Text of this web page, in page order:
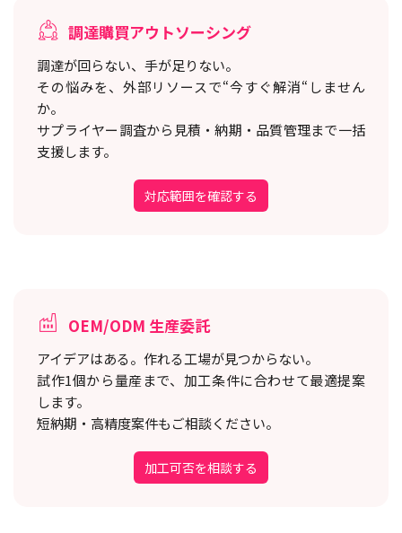
調達購買アウトソーシング
調達が回らない、手が足りない。
その悩みを、外部リソースで“今すぐ解消“しません
か。
サプライヤー調査から見積・納期・品質管理まで一括
支援します。
対応範囲を確認する
OEM/ODM 生産委託
アイデアはある。作れる工場が見つからない。
試作1個から量産まで、加工条件に合わせて最適提案
します。
短納期・高精度案件もご相談ください。
加工可否を相談する